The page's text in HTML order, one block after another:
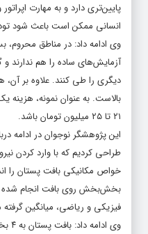
پایین‌تری دارد و به مهارت
انسانی ممکن است باعث شود
وی ادامه داد: در مناطق محروم،
آزمایش‌های ساده را هم ندارند
دیگری را طی کنند. علاوه بر آن،
۲۱ تا ۲۵ میلیون تومان باشد.
این پژوهشگر نوجوان در ادامه
طراحی کردیم که با وارد کردن
خواص مکانیکی بافت پستان را
بخش‌بخش روی بافت انجام شده
فیزیکی و ریاضی، میانگین